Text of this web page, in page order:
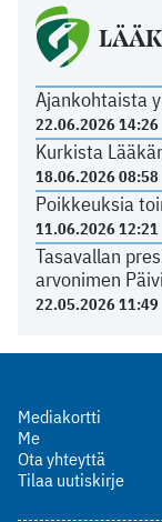
Ajankohtaista
22.06.2026 14:26
Kurkista
18.06.2026 08:58
Poikkeuksia
11.06.2026 12:21
Tasavallan
arvonimen
22.05.2026 11:49
Mediakortti
Me
Ota yhteyttä
Tilaa uutiskirje